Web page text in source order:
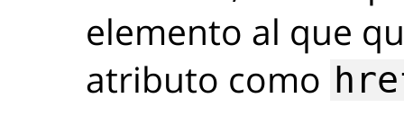
elemento al que
atributo como